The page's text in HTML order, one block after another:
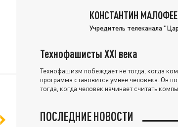
КОНСТАНТИН
Учредитель телеканала
Технофашисты XXI века
Технофашизм побеждает не тогда, когда
программа становится умнее человека. Он
тогда, когда человек начинает считать
ПОСЛЕДНИЕ НОВОСТИ